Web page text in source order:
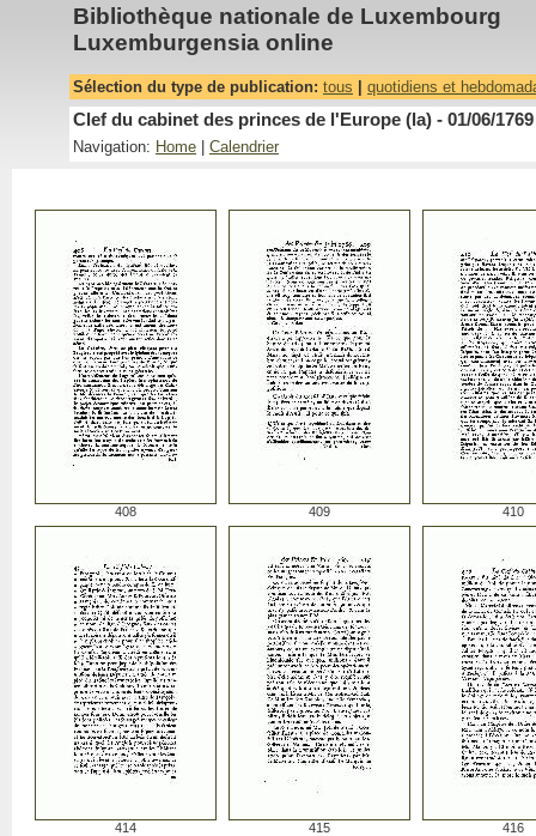
Bibliothèque nationale de Luxembourg
Luxemburgensia online
Sélection du type de publication: tous quotidiens et
Clef du cabinet des princes de l'Europe (la) - 01/06/1769
Navigation: Home Calendrier
408 409 410
414 415 416